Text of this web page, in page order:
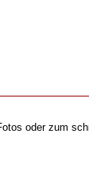
oder zum